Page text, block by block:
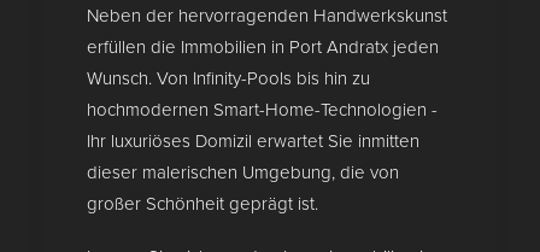
Neben der hervorragenden Handwerkskunst
erfüllen die Immobilien in Port Andratx jeden
Wunsch. Von Infinity-Pools bis hin zu
hochmodernen Smart-Home-Technologien -
Ihr luxuriöses Domizil erwartet Sie inmitten
dieser malerischen Umgebung, die von
großer Schönheit geprägt ist.